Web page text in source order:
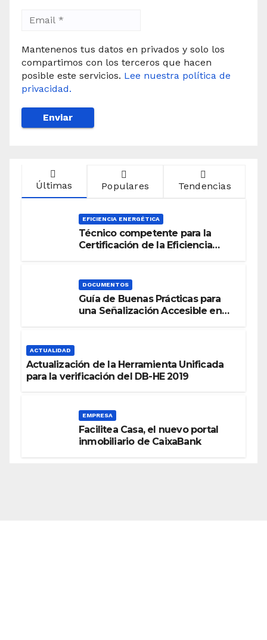
Mantenenos tus datos en privados y solo los
compartimos con los terceros que hacen
posible este servicios. Lee nuestra política de
privacidad.
Últimas Populares Tendencias
EFICIENCIA ENERGÉTICA
Técnico competente para la
Certificación de la Eficiencia
DOCUMENTOS
Guía de Buenas Prácticas para
una Señalización Accesible en
ACTUALIDAD
Actualización de la Herramienta Unificada
para la verificación del DB-HE 2019
EMPRESA
Facilitea Casa, el nuevo portal
inmobiliario de CaixaBank